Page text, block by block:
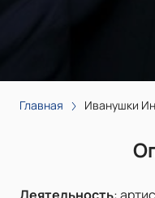
Главная Иванушки